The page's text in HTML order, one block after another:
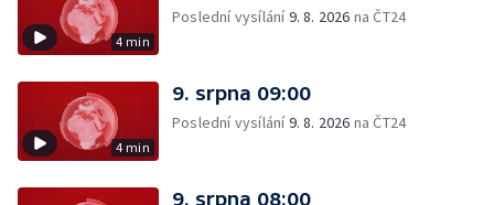
4 min
Poslední vysílání9. 8. 2026 na ČT24
4 min
9. srpna 09:00
Poslední vysílání9. 8. 2026 na ČT24
9. srpna 08:00